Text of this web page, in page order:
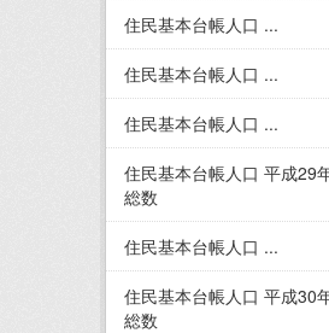
住民基本台帳人口 ...
住民基本台帳人口 ...
住民基本台帳人口 ...
住民基本台帳人口 平成29
総数
住民基本台帳人口 ...
住民基本台帳人口 平成30
総数